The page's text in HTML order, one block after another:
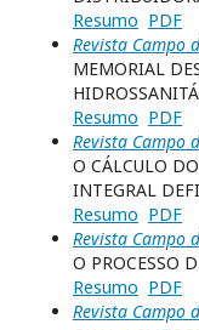
Resumo PDF
Revista Campo
MEMORIAL
Resumo PDF
Revista Campo
O CÁLCULO
INTEGRAL
Resumo PDF
Revista Campo
O PROCESSO
Resumo PDF
Revista Campo